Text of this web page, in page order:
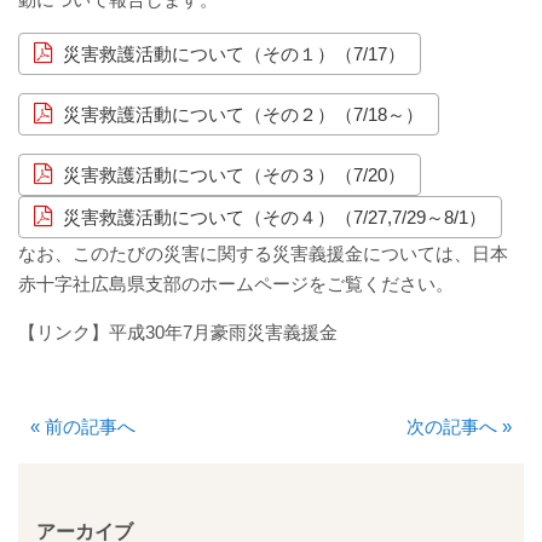
通院について
外来案内
外来診療担当表
休診情報
診療科一覧
休日・夜間診療
災害救護活動について（その１）（7/17）
災害救護活動について（その２）（7/18～）
災害救護活動について（その３）（7/20）
災害救護活動について（その４）（7/27,7/29～8/1）
なお、このたびの災害に関する災害義援金については、日本
赤十字社広島県支部のホームページをご覧ください。
【リンク】平成30年7月豪雨災害義援金
« 前の記事へ 次の記事へ »
アーカイブ